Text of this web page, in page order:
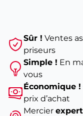
Sûr ! Ventes
priseurs
Simple ! En
vous
Économique !
prix d’achat
Mercier